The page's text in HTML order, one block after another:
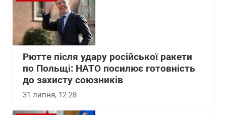
Рютте після удару російської ракети
по Польщі: НАТО посилює готовність
до захисту союзників
31 липня, 12:28